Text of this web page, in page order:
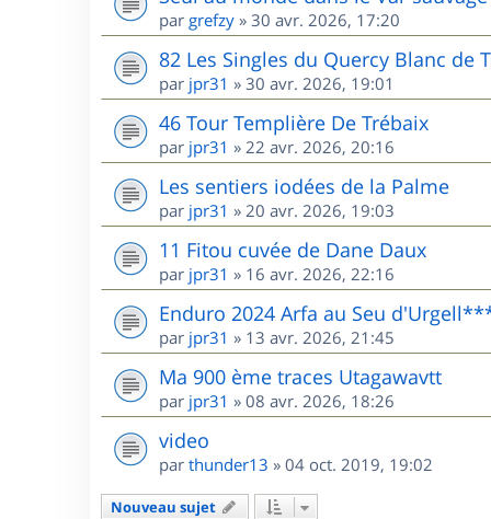
par grefzy » 30 avr. 2026, 17:20
82 Les Singles du Quercy Blanc de
par jpr31 » 30 avr. 2026, 19:01
46 Tour Templière De Trébaix
par jpr31 » 22 avr. 2026, 20:16
Les sentiers iodées de la Palme
par jpr31 » 20 avr. 2026, 19:03
11 Fitou cuvée de Dane Daux
par jpr31 » 16 avr. 2026, 22:16
Enduro 2024 Arfa au Seu
par jpr31 » 13 avr. 2026, 21:45
Ma 900 ème traces Utagawavtt
par jpr31 » 08 avr. 2026, 18:26
video
par thunder13 » 04 oct. 2019, 19:02
Nouveau sujet